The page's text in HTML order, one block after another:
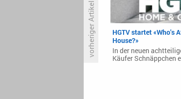
vorheriger Artikel 25. Mai ist Fußball-Tag
HGTV startet «Who's
House?»
In der neuen
Käufer Schnäppchen